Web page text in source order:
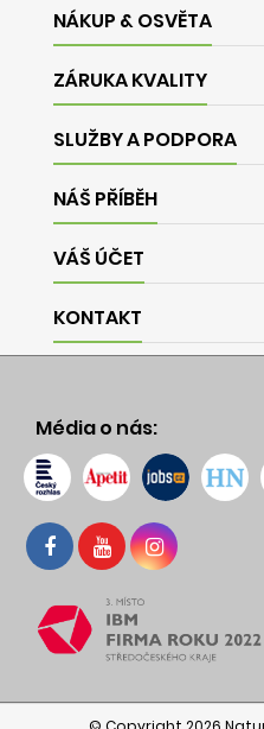
NÁKUP & OSVĚTA
ZÁRUKA KVALITY
SLUŽBY A PODPORA
NÁŠ PŘÍBĚH
VÁŠ ÚČET
KONTAKT
Média o nás: